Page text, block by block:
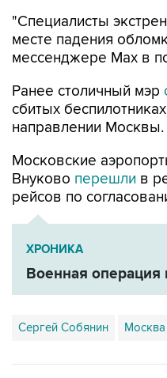
"Специалисты
месте падения
мессенджере Max в
Ранее столичный мэр
сбитых
направлении Москвы.
Московские
Внуково перешли в
рейсов по
ХРОНИКА
Военная операция
Сергей Собянин Москва